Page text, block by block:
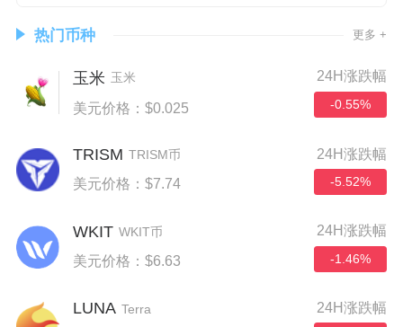
热门币种 更多 +
玉米 玉米
美元价格：$0.025
24H涨跌幅
-0.55%
TRISM TRISM币
美元价格：$7.74
24H涨跌幅
-5.52%
WKIT WKIT币
美元价格：$6.63
24H涨跌幅
-1.46%
LUNA Terra 24H涨跌幅